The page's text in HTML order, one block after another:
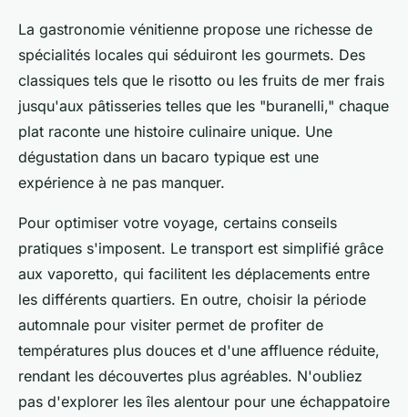
La gastronomie vénitienne propose une richesse de
spécialités locales qui séduiront les gourmets. Des
classiques tels que le risotto ou les fruits de mer frais
jusqu'aux pâtisseries telles que les "buranelli," chaque
plat raconte une histoire culinaire unique. Une
dégustation dans un bacaro typique est une
expérience à ne pas manquer.
Pour optimiser votre voyage, certains conseils
pratiques s'imposent. Le transport est simplifié grâce
aux vaporetto, qui facilitent les déplacements entre
les différents quartiers. En outre, choisir la période
automnale pour visiter permet de profiter de
températures plus douces et d'une affluence réduite,
rendant les découvertes plus agréables. N'oubliez
pas d'explorer les îles alentour pour une échappatoire